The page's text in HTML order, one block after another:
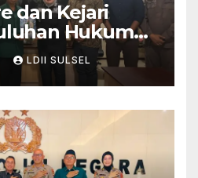
dan Kejari
Hukum
dan Masyarakat
LDII SULSEL